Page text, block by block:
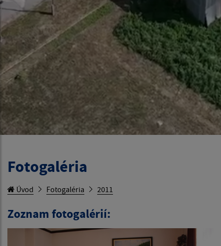
Fotogaléria
Úvod Fotogaléria 2011
Zoznam fotogalérií: